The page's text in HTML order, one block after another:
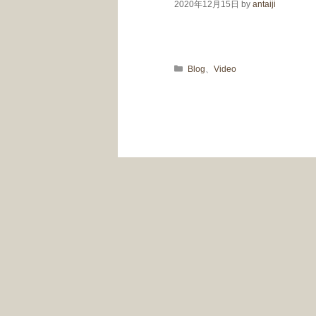
2020年12月15日 by antaiji
カテゴリー
Blog 、Video